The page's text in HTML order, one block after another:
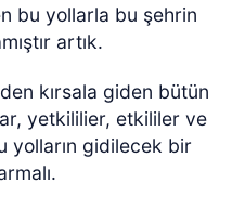
bu yollarla bu şehrin
artık.
kırsala giden bütün
yetkililier, etkililer ve
yolların gidilecek bir